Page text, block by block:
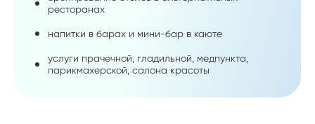
ресторанах
напитки в барах и мини-бар в каюте
услуги прачечной, гладильной, медпункта,
парикмахерской, салона красоты